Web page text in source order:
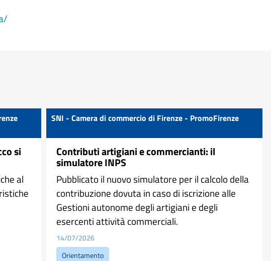
si
al
SNI - Camera di commercio di Firenze - PromoFirenze
Contributi artigiani e commercianti: il
simulatore INPS
Pubblicato il nuovo simulatore per il calcolo della
contribuzione dovuta in caso di iscrizione alle
Gestioni autonome degli artigiani e degli
esercenti attività commerciali.
14/07/2026
Orientamento